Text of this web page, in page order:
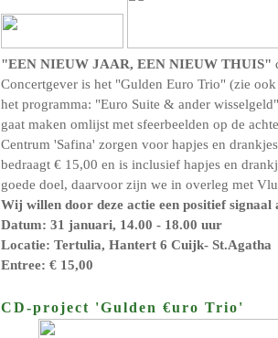
"EEN NIEUW JAAR, EEN NIEUW THUIS"
Concertgever is het "Gulden Euro Trio" (zie
het programma: "Euro Suite & ander
gaat maken omlijst met sfeerbeelden op de
Centrum 'Safina' zorgen voor hapjes en
bedraagt € 15,00 en is inclusief hapjes en
goede doel, daarvoor zijn we in overleg met
Wij willen door deze actie een positief signaal
Datum: 31 januari, 14.00 - 18.00 uur
Locatie: Tertulia, Hantert 6 Cuijk- St.Agatha
Entree: € 15,00
CD-project 'Gulden €uro Trio'